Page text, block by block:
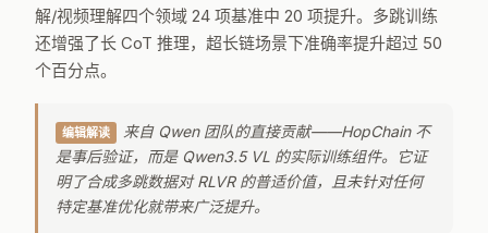
解/视频理解四个领域 24 项基准中 20 项提升。多跳训练
还增强了长 CoT 推理，超长链场景下准确率提升超过 50
个百分点。
编辑解读
来自 Qwen 团队的直接贡献——HopChain 不
是事后验证，而是 Qwen3.5 VL 的实际训练组件。它证
明了合成多跳数据对 RLVR 的普适价值，且未针对任何
特定基准优化就带来广泛提升。